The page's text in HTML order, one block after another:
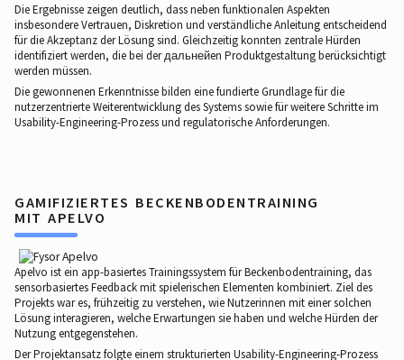
Die Ergebnisse zeigen deutlich, dass neben funktionalen Aspekten
insbesondere Vertrauen, Diskretion und verständliche Anleitung entscheidend
für die Akzeptanz der Lösung sind. Gleichzeitig konnten zentrale Hürden
identifiziert werden, die bei der дальнейen Produktgestaltung berücksichtigt
werden müssen.
Die gewonnenen Erkenntnisse bilden eine fundierte Grundlage für die
nutzerzentrierte Weiterentwicklung des Systems sowie für weitere Schritte im
Usability-Engineering-Prozess und regulatorische Anforderungen.
GAMIFIZIERTES BECKENBODENTRAINING
MIT APELVO
Apelvo ist ein app-basiertes Trainingssystem für Beckenbodentraining, das
sensorbasiertes Feedback mit spielerischen Elementen kombiniert. Ziel des
Projekts war es, frühzeitig zu verstehen, wie Nutzerinnen mit einer solchen
Lösung interagieren, welche Erwartungen sie haben und welche Hürden der
Nutzung entgegenstehen.
Der Projektansatz folgte einem strukturierten Usability-Engineering-Prozess